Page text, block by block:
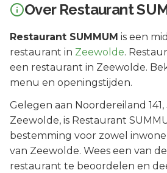
Over Restaurant
Restaurant SUMMUM is een
restaurant in Zeewolde.
een restaurant in Zeewolde.
menu en openingstijden.
Gelegen aan Noordereiland 141
Zeewolde, is Restaurant
bestemming voor zowel
van Zeewolde. Wees een van
restaurant te beoordelen en